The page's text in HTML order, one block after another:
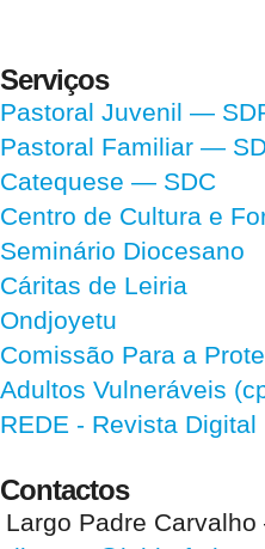
Serviços
Pastoral Juvenil —
Pastoral Familiar —
Catequese — SDC
Centro de Cultura e
Seminário Diocesano
Cáritas de Leiria
Ondjoyetu
Comissão Para a
Adultos Vulneráveis
REDE - Revista Digital
Contactos
Largo Padre